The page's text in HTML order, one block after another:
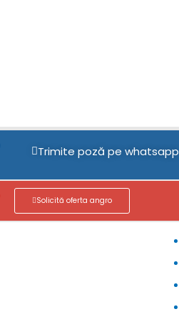
Trimite poză pe whatsapp
Solicită oferta angro